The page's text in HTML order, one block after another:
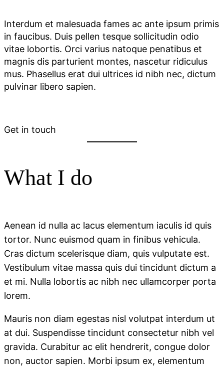
Interdum et malesuada fames ac ante ipsum primis
in faucibus. Duis pellen tesque sollicitudin odio
vitae lobortis. Orci varius natoque penatibus et
magnis dis parturient montes, nascetur ridiculus
mus. Phasellus erat dui ultrices id nibh nec, dictum
pulvinar libero sapien.
Get in touch
What I do
Aenean id nulla ac lacus elementum iaculis id quis
tortor. Nunc euismod quam in finibus vehicula.
Cras dictum scelerisque diam, quis vulputate est.
Vestibulum vitae massa quis dui tincidunt dictum a
et mi. Nulla lobortis ac nibh nec ullamcorper porta
lorem.
Mauris non diam egestas nisl volutpat interdum ut
at dui. Suspendisse tincidunt consectetur nibh vel
gravida. Curabitur ac elit hendrerit, congue dolor
non, auctor sapien. Morbi ipsum ex, elementum